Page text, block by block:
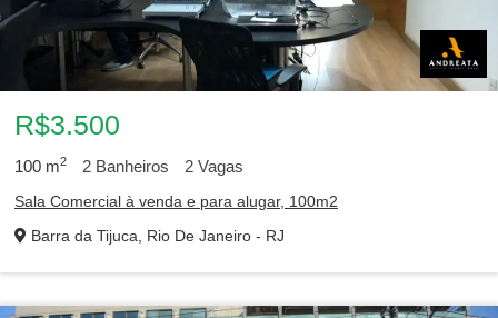
R$3.500
100 m2 2 Banheiros 2 Vagas
Sala Comercial à venda e para alugar, 100m2
Barra da Tijuca, Rio De Janeiro - RJ